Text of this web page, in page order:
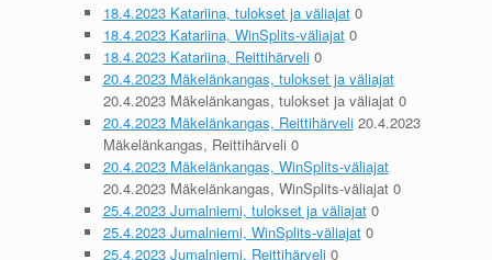
18.4.2023 Katariina, tulokset ja väliajat0
18.4.2023 Katariina, WinSplits-väliajat0
18.4.2023 Katariina, Reittihärveli0
20.4.2023 Mäkelänkangas, tulokset ja väliajat
20.4.2023 Mäkelänkangas, tulokset ja väliajat 0
20.4.2023 Mäkelänkangas, Reittihärveli20.4.2023
Mäkelänkangas, Reittihärveli 0
20.4.2023 Mäkelänkangas, WinSplits-väliajat
20.4.2023 Mäkelänkangas, WinSplits-väliajat 0
25.4.2023 Jumalniemi, tulokset ja väliajat0
25.4.2023 Jumalniemi, WinSplits-väliajat0
25.4.2023 Jumalniemi, Reittihärveli0